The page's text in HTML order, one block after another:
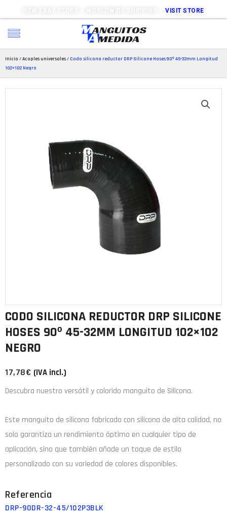
NEW EBAY STORE – WORLDWIDE SHIPPING –VISIT STORE
Inicio /Acoples universales/ Codo silicona reductor DRP Silicone Hoses 90º 45-32mm Longitud
102×102 Negro
CODO SILICONA REDUCTOR DRP SILICONE
HOSES 90º 45-32MM LONGITUD 102×102
NEGRO
17,78€ (IVA incl.)
Descubra nuestro versátil y colorido manguito de Silicona.
Este manguito de silicona fabricado con silicona de alta calidad, no
solo garantiza un rendimiento óptimo en cualquier tipo de
aplicación, sino que también añade un toque de estilo
personalizado con su variedad de colores disponibles.
DRP-90DR-32-45/102P3BLK